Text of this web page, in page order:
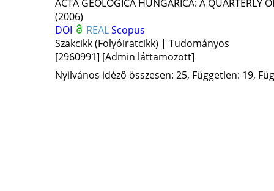
ACTA GEOLOGICA HUNGARICA: A QUARTERLY
(2006)
DOI
REALScopus
Szakcikk (Folyóiratcikk) | Tudományos
[2960991] [Admin láttamozott]
Nyilvános idéző összesen: 25, Független: 19,